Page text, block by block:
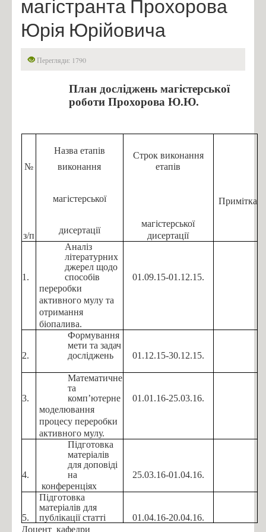
Міжнародне партнерство
Матеріально-технічне забезпечення кафедри
Українські партнери
Моделювання в ANSYS і Comsol multiphysics
Фотогалерея фармацевтичного та біотехнологічного
Кодекс честі НТУУ "КПІ"
ERASMUS+ HORIZON EUROPE
Університет Лотарингії (Костик С.І., Шибецький В.Ю.)
Політехнічний інститут Сетубалу (Калініна М.Ф.)
LUKASIEWICZ (Igor KOROBIICHUK)
Horizon Europe (Шибецький В.Ю.)
Положення про дистанційне навчання 2020
Наука
Аспірантура (PhD)
Теми дисертацій аспірантів
Наукові школи
Наукова робота
Публікації викладачів кафедри
Володарі почесних грантів
Дипломи з відзнакою
Лауреати грантів
Лауреати премій
магістранта Прохорова
Юрія Юрійовича
Перегляди: 1790
План досліджень магістерської
роботи Прохорова Ю.Ю.
№
Назва етапів
виконання
Строк виконання
етапів
Примітка
з/п
магістерської
дисертації
магістерської
дисертації
1.
Аналіз
літературних
джерел щодо
способів
01.09.15-01.12.15.
переробки
активного мулу та
отримання
біопалива.
2.
Формування
мети та задач
досліджень
01.12.15-30.12.15.
3.
Математичне
та
комп’ютерне
01.01.16-25.03.16.
моделювання
процесу переробки
активного мулу.
4.
Підготовка
матеріалів
для доповіді
на
25.03.16-01.04.16.
конференціях
5.
Підготовка
матеріалів для
публікації статті
01.04.16-20.04.16.
Доцент кафедри